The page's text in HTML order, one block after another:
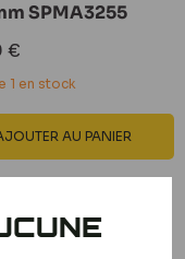
SPMA3255
€
1 en stock
AU PANIER